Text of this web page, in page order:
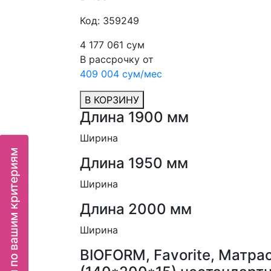
Код: 359249
4 177 061 сум
В рассрочку от
409 004 сум/мес
В КОРЗИНУ
Длина 1900 мм
Ширина
Длина 1950 мм
Ширина
Длина 2000 мм
Ширина
BIOFORM, Favorite,